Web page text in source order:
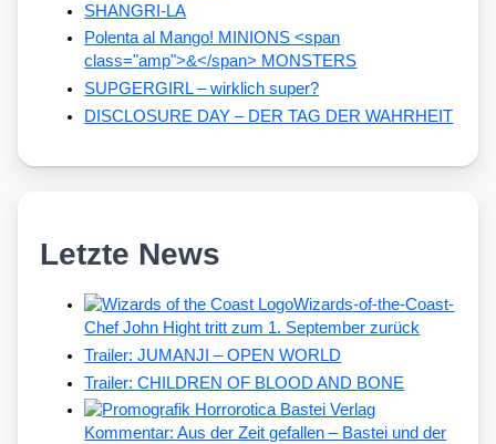
SHANGRI-LA
Polenta al Mango! MINIONS <span
class="amp">&</span> MONSTERS
SUPGERGIRL – wirklich super?
DISCLOSURE DAY – DER TAG DER WAHRHEIT
Letzte News
Wizards-of-the-Coast-
Chef John Hight tritt zum 1. September zurück
Trailer: JUMANJI – OPEN WORLD
Trailer: CHILDREN OF BLOOD AND BONE
Kommentar: Aus der Zeit gefallen – Bastei und der